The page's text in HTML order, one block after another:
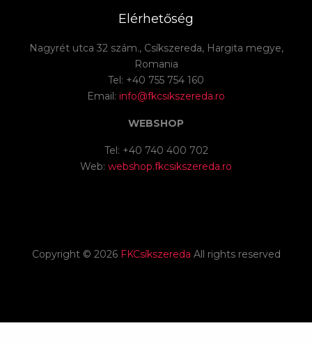
Elérhetőség
Nagyrét utca 32 szám., Csíkszereda, Hargita megye,
Romania
Tel: +40 755 754 160
Email: info@fkcsikszereda.ro
WEBSHOP
Tel: +40 740 400 702
Web: webshop.fkcsikszereda.ro
Copyright © 2026 FKCsíkszereda All rights reserved